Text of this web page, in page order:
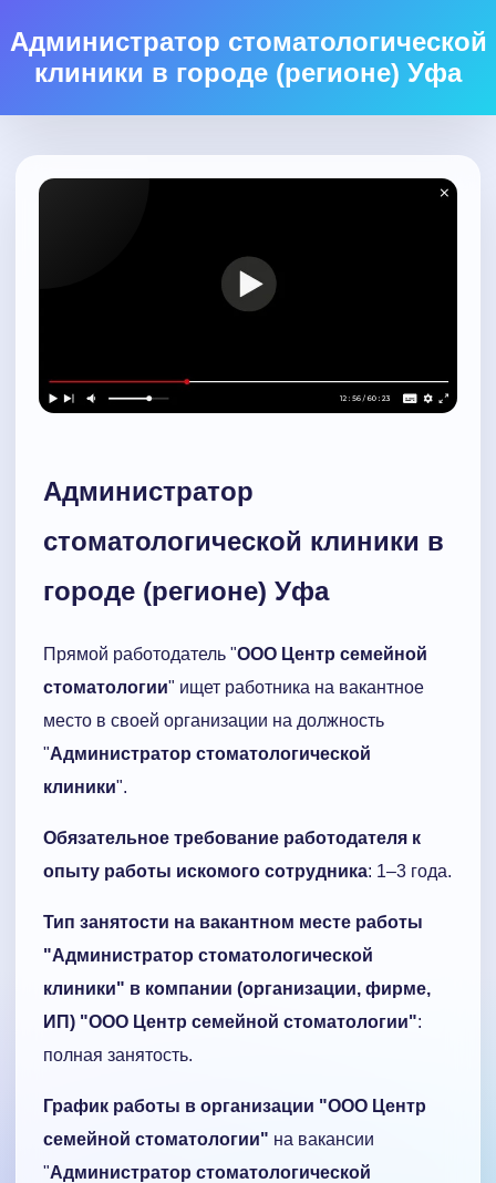
Администратор стоматологической
клиники в городе (регионе) Уфа
Администратор
стоматологической клиники в
городе (регионе) Уфа
Прямой работодатель "ООО Центр семейной
стоматологии" ищет работника на вакантное
место в своей организации на должность
"Администратор стоматологической
клиники".
Обязательное требование работодателя к
опыту работы искомого сотрудника: 1–3 года.
Тип занятости на вакантном месте работы
"Администратор стоматологической
клиники" в компании (организации, фирме,
ИП) "ООО Центр семейной стоматологии":
полная занятость.
График работы в организации "ООО Центр
семейной стоматологии" на вакансии
"Администратор стоматологической